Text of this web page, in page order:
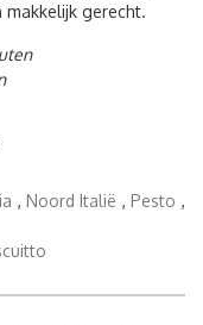
makkelijk gerecht.
, Noord Italië , Pesto ,